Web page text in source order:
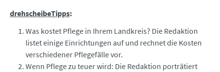
drehscheibeTipps:
Was kostet Pflege in Ihrem Landkreis? Die Redaktion
listet einige Einrichtungen auf und rechnet die Kosten
verschiedener Pflegefälle vor.
Wenn Pflege zu teuer wird: Die Redaktion porträtiert